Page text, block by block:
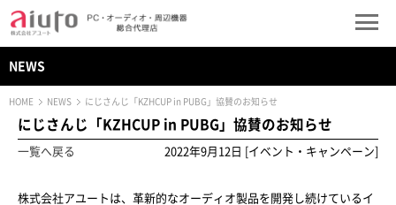
NEWS
HOME NEWS にじさんじ「KZHCUP in PUBG」協賛のお知らせ
にじさんじ「KZHCUP in PUBG」協賛のお知らせ
一覧へ戻る 2022年9月12日 [イベント・キャンペーン]
株式会社アユートは、革新的なオーディオ製品を開発し続けているイ